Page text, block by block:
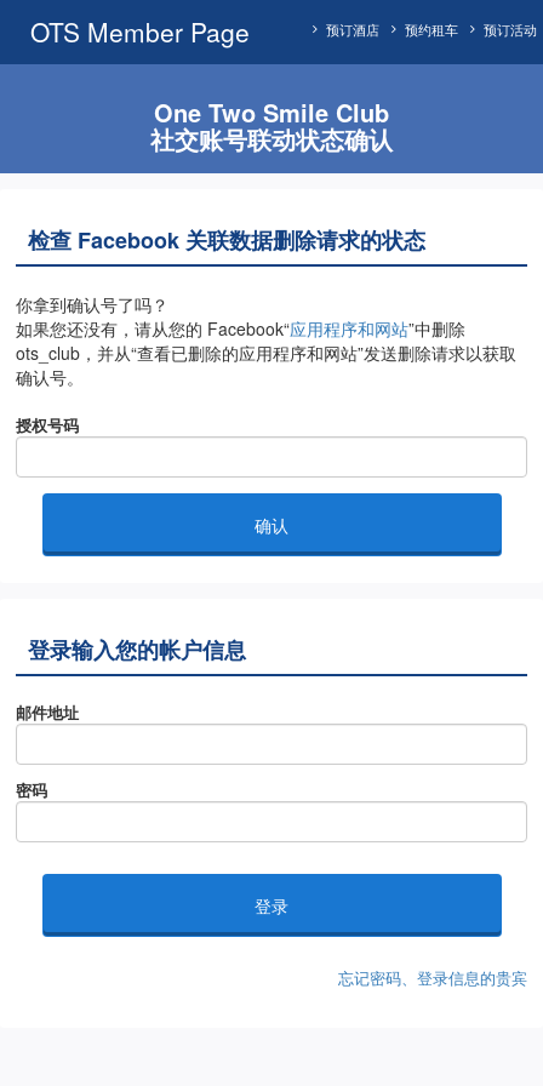
OTS Member Page 预订活动
预约租车
预订酒店
One Two Smile Club
社交账号联动状态确认
检查 Facebook 关联数据删除请求的状态
你拿到确认号了吗？
如果您还没有，请从您的 Facebook“应用程序和网站”中删除
ots_club，并从“查看已删除的应用程序和网站”发送删除请求以获取
确认号。
授权号码
登录输入您的帐户信息
邮件地址
密码
忘记密码、登录信息的贵宾